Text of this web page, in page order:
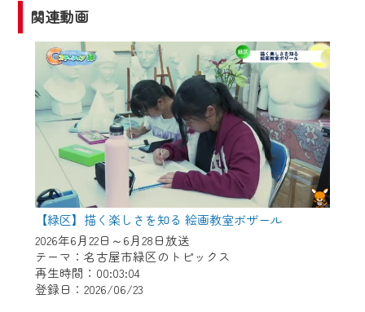
関連動画
【緑区】描く楽しさを知る 絵画教室ボザール
2026年6月22日～6月28日放送
テーマ：名古屋市緑区のトピックス
再生時間：00:03:04
登録日：2026/06/23
2024年9月24日からはご加入者様へのサー
ビス向上のため、
『CCNet Web TV』を利用いただくには、
一部コンテンツを除き、
CCNetサービスへの加入と『CCNetマイ
ページ※』へのログインが必要となりま
す。
何卒、ご理解ご了承の程よろしくお願い
いたします。
※マイページへのログインには、MyIDが必
要となります。
※MyIDとは、CCNet Web TVを含むCCNetの
各種サービスをご利用頂くためのIDです。